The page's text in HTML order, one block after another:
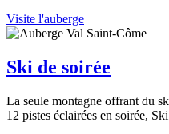
Visite l'auberge
Ski de soirée
La seule montagne offrant du
12 pistes éclairées en soirée,